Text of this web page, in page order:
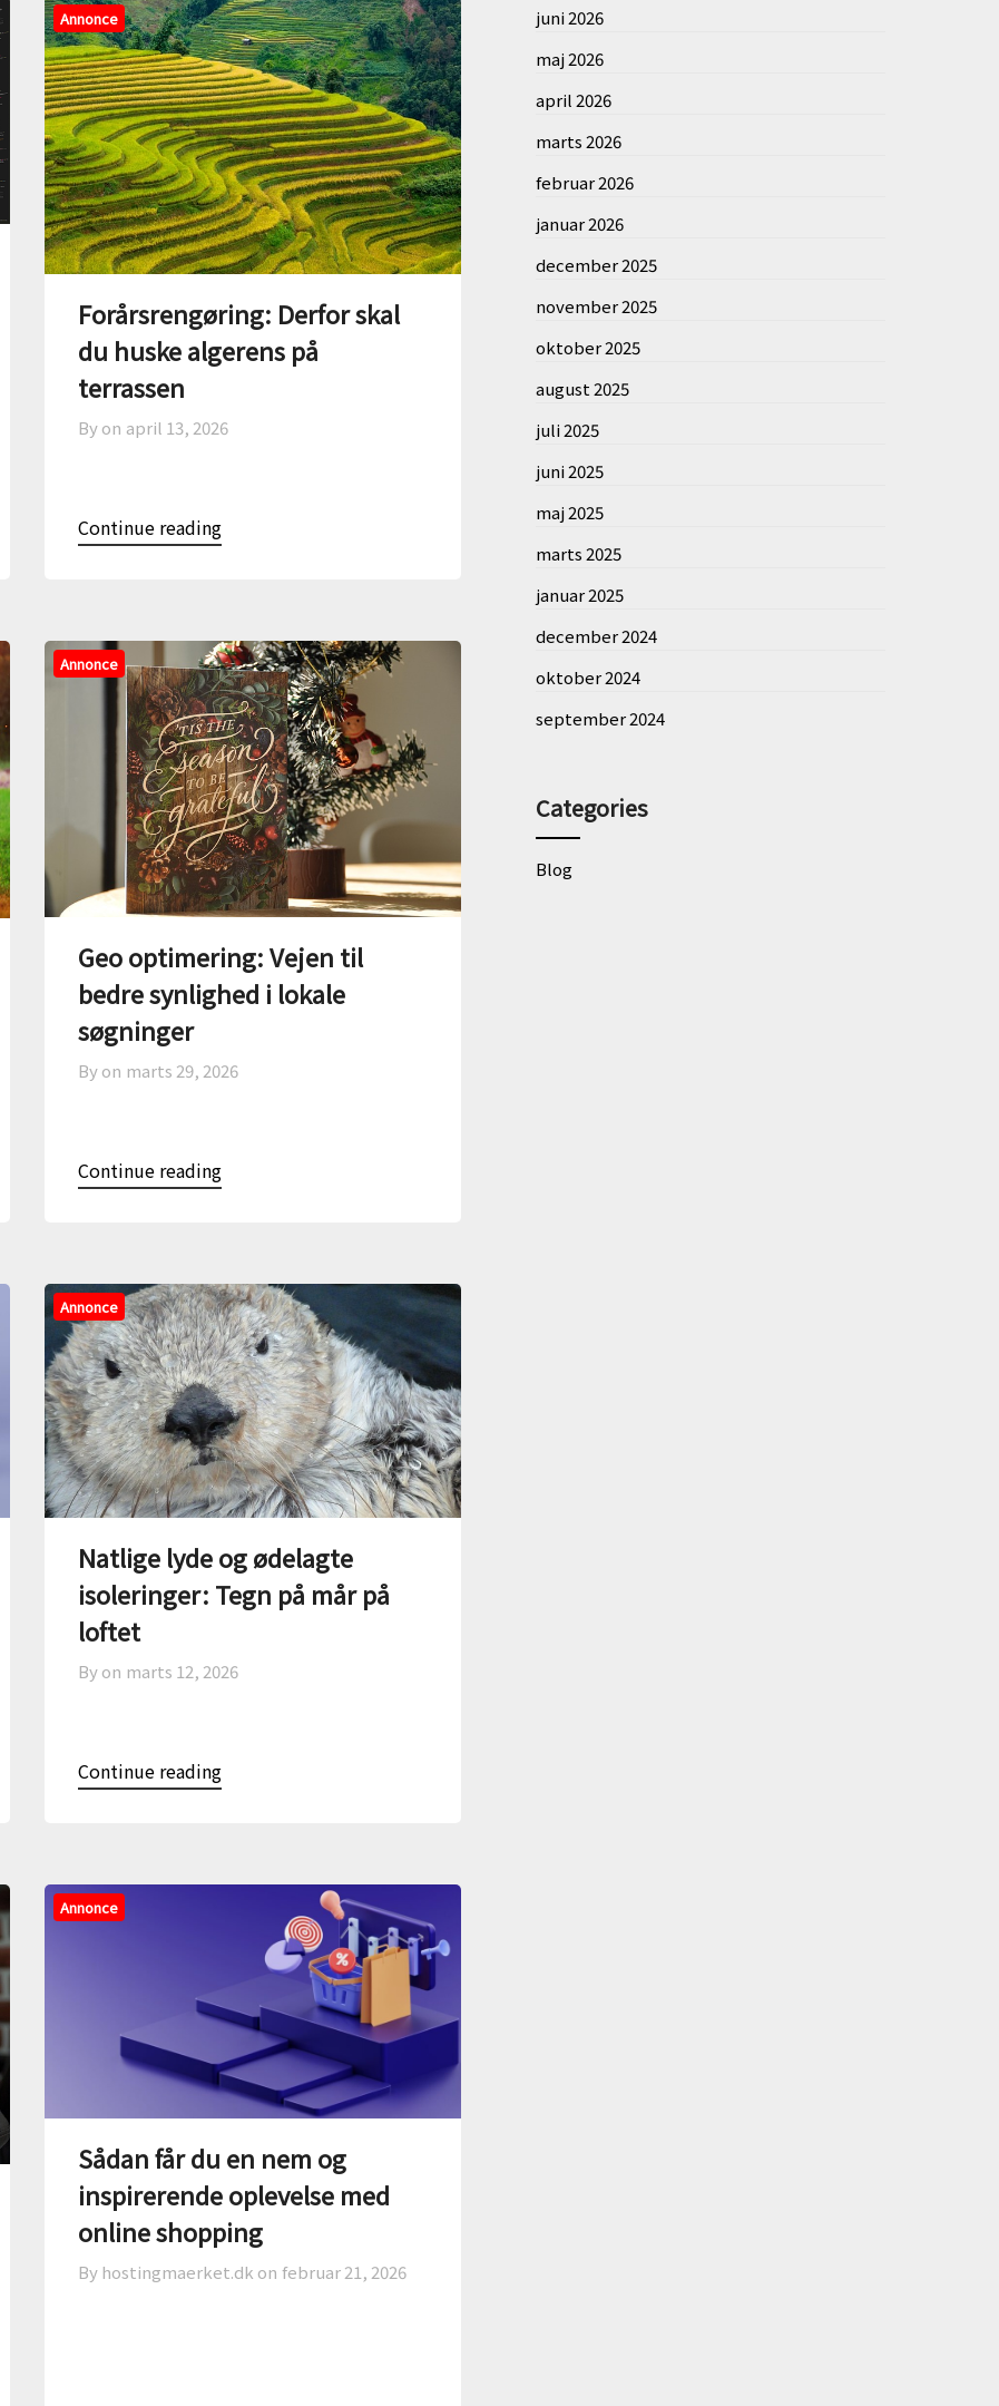
Annonce
Forårsrengøring: Derfor skal
du huske algerens på
terrassen
By on april 13, 2026
Continue reading
Annonce
Geo optimering: Vejen til
bedre synlighed i lokale
søgninger
By on marts 29, 2026
Continue reading
Annonce
Natlige lyde og ødelagte
isoleringer: Tegn på mår på
loftet
By on marts 12, 2026
Continue reading
Annonce
Sådan får du en nem og
inspirerende oplevelse med
online shopping
By hostingmaerket.dk on februar 21, 2026
juni 2026
maj 2026
april 2026
marts 2026
februar 2026
januar 2026
december 2025
november 2025
oktober 2025
august 2025
juli 2025
juni 2025
maj 2025
marts 2025
januar 2025
december 2024
oktober 2024
september 2024
Categories
Blog